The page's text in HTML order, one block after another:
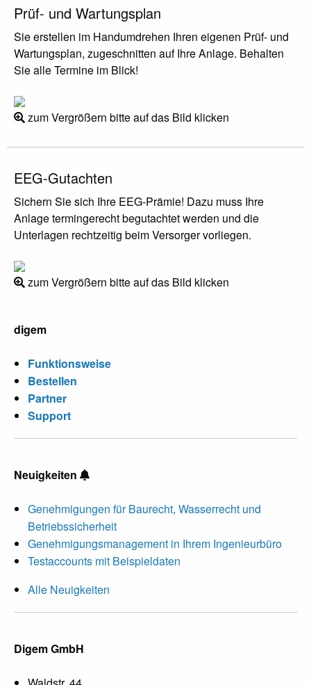
Prüf- und Wartungsplan
Sie erstellen im Handumdrehen Ihren eigenen Prüf- und
Wartungsplan, zugeschnitten auf Ihre Anlage. Behalten
Sie alle Termine im Blick!
zum Vergrößern bitte auf das Bild klicken
EEG-Gutachten
Sichern Sie sich Ihre EEG-Prämie! Dazu muss Ihre
Anlage termingerecht begutachtet werden und die
Unterlagen rechtzeitig beim Versorger vorliegen.
zum Vergrößern bitte auf das Bild klicken
digem
Funktionsweise
Bestellen
Partner
Support
Neuigkeiten
Genehmigungen für Baurecht, Wasserrecht und
Betriebssicherheit
Genehmigungsmanagement in Ihrem Ingenieurbüro
Testaccounts mit Beispieldaten
Alle Neuigkeiten
Digem GmbH